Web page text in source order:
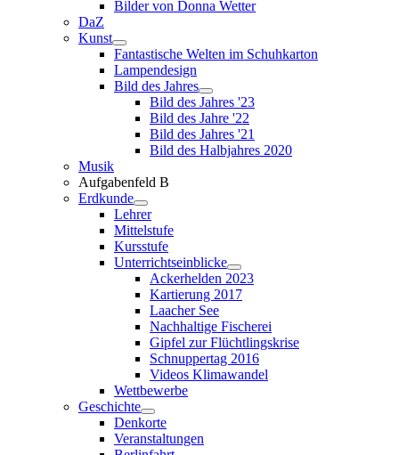
Bilder von Donna Wetter
DaZ
Kunst
Fantastische Welten im Schuhkarton
Lampendesign
Bild des Jahres
Bild des Jahres '23
Bild des Jahre '22
Bild des Jahres '21
Bild des Halbjahres 2020
Musik
Aufgabenfeld B
Erdkunde
Lehrer
Mittelstufe
Kursstufe
Unterrichtseinblicke
Ackerhelden 2023
Kartierung 2017
Laacher See
Nachhaltige Fischerei
Gipfel zur Flüchtlingskrise
Schnuppertag 2016
Videos Klimawandel
Wettbewerbe
Geschichte
Denkorte
Veranstaltungen